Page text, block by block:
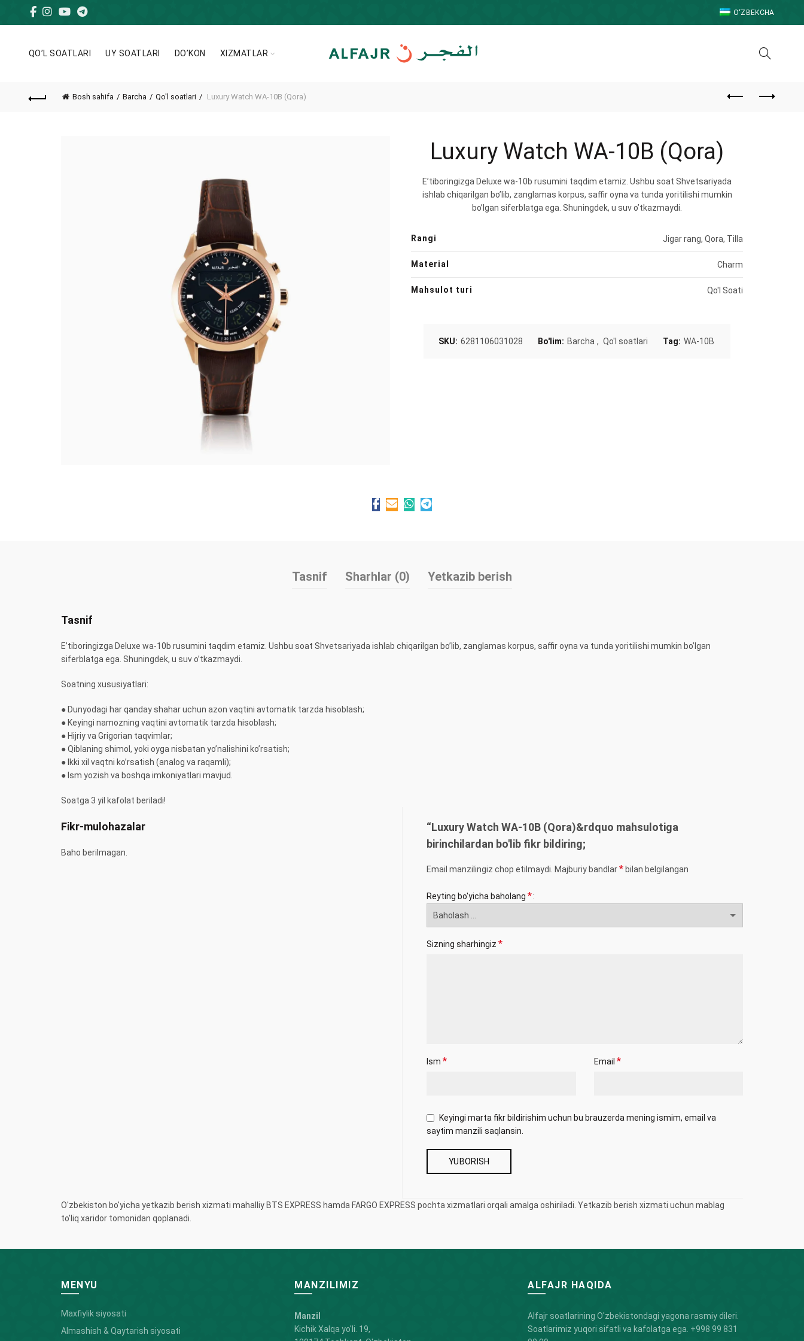
O‘ZBEKCHA
QO’L SOATLARI UY SOATLARI DO’KON XIZMATLAR
Bosh sahifa Barcha Qo'l soatlari Luxury Watch WA-10B (Qora)
Luxury Watch WA-10B (Qora)
E’tiboringizga Deluxe wa-10b rusumini taqdim etamiz. Ushbu soat Shvetsariyada
ishlab chiqarilgan bo’lib, zanglamas korpus, saffir oyna va tunda yoritilishi mumkin
bo’lgan siferblatga ega. Shuningdek, u suv o’tkazmaydi.
Rangi Jigar rang, Qora, Tilla
Material Charm
Mahsulot turi Qo'l Soati
SKU: 6281106031028 Bo'lim: Barcha , Qo'l soatlari Tag: WA-10B
Tasnif Sharhlar (0) Yetkazib berish
Tasnif
E’tiboringizga Deluxe wa-10b rusumini taqdim etamiz. Ushbu soat Shvetsariyada ishlab chiqarilgan bo’lib, zanglamas korpus, saffir oyna va tunda yoritilishi mumkin bo’lgan
siferblatga ega. Shuningdek, u suv o’tkazmaydi.
Soatning xususiyatlari:
● Dunyodagi har qanday shahar uchun azon vaqtini avtomatik tarzda hisoblash;
● Keyingi namozning vaqtini avtomatik tarzda hisoblash;
● Hijriy va Grigorian taqvimlar;
● Qiblaning shimol, yoki oyga nisbatan yo’nalishini ko’rsatish;
● Ikki xil vaqtni ko’rsatish (analog va raqamli);
● Ism yozish va boshqa imkoniyatlari mavjud.
Soatga 3 yil kafolat beriladi!
Fikr-mulohazalar
Baho berilmagan.
“Luxury Watch WA-10B (Qora)&rdquo mahsulotiga
birinchilardan bo'lib fikr bildiring;
Email manzilingiz chop etilmaydi. Majburiy bandlar* bilan belgilangan
Reyting bo'yicha baholang *
Sizning sharhingiz *
Ism * Email *
Keyingi marta fikr bildirishim uchun bu brauzerda mening ismim, email va
saytim manzili saqlansin.
O'zbekiston bo'yicha yetkazib berish xizmati mahalliy BTS EXPRESS hamda FARGO EXPRESS pochta xizmatlari orqali amalga oshiriladi. Yetkazib berish xizmati uchun mablag
to'liq xaridor tomonidan qoplanadi.
MENYU
Maxfiylik siyosati
Almashish & Qaytarish siyosati
MANZILIMIZ
Manzil
Kichik Xalqa yo'li. 19,
ALFAJR HAQIDA
Alfajr soatlarining O'zbekistondagi yagona rasmiy dileri.
Soatlarimiz yuqori sifatli va kafolatga ega. +998 99 831